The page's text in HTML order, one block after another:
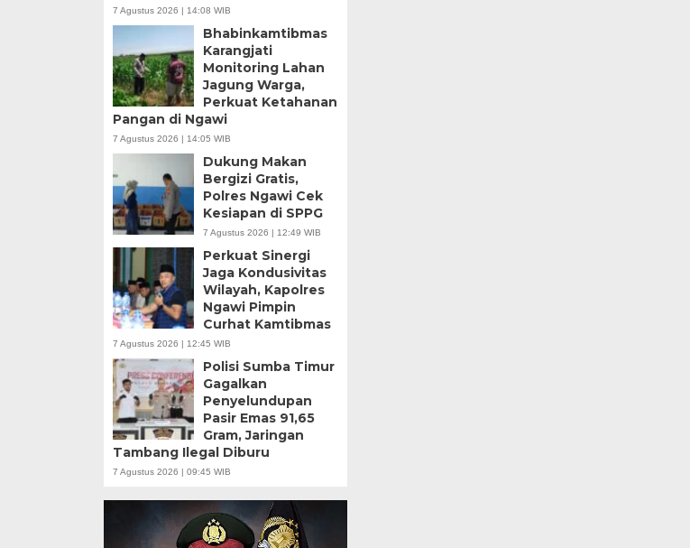
7 Agustus 2026 | 14:08 WIB
Bhabinkamtibmas
Karangjati
Monitoring Lahan
Jagung Warga,
Perkuat Ketahanan
Pangan di Ngawi
7 Agustus 2026 | 14:05 WIB
Dukung Makan
Bergizi Gratis,
Polres Ngawi Cek
Kesiapan di SPPG
7 Agustus 2026 | 12:49 WIB
Perkuat Sinergi
Jaga Kondusivitas
Wilayah, Kapolres
Ngawi Pimpin
Curhat Kamtibmas
7 Agustus 2026 | 12:45 WIB
Polisi Sumba Timur
Gagalkan
Penyelundupan
Pasir Emas 91,65
Gram, Jaringan
Tambang Ilegal Diburu
7 Agustus 2026 | 09:45 WIB